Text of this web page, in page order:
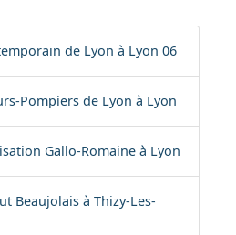
de Lyon à Lyon 06
Pompiers de Lyon à Lyon
Gallo-Romaine à Lyon
Beaujolais à Thizy-Les-